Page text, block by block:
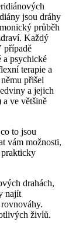
jsou dráhy
průběh
Každý
případě
a psychické
terapie a
přišel
a jejich
a ve většině
to jsou
vám možnosti,
prakticky
drahách,
najít
živlů.